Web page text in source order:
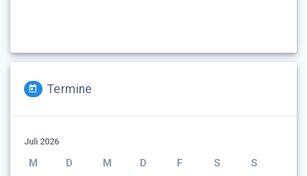
Termine
Juli 2026
M D M D F S S